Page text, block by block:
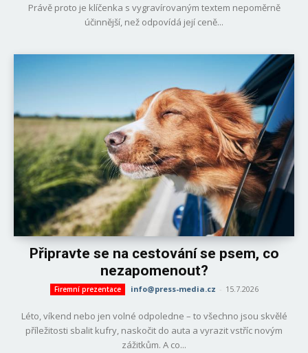
Právě proto je klíčenka s vygravírovaným textem nepoměrně
účinnější, než odpovídá její ceně...
Připravte se na cestování se psem, co
nezapomenout?
Firemní prezentace info@press-media.cz - 15.7.2026
Léto, víkend nebo jen volné odpoledne – to všechno jsou skvělé
příležitosti sbalit kufry, naskočit do auta a vyrazit vstříc novým
zážitkům. A co...